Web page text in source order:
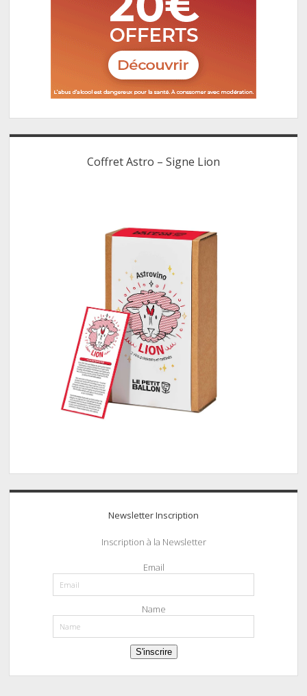
Coffret Astro – Signe Lion
Newsletter Inscription
Inscription à la Newsletter
Email
Name
S'inscrire